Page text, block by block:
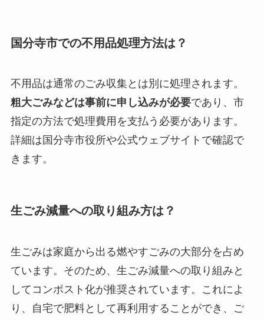
国分寺市での不用品処理方法は？
不用品は通常のごみ収集とは別に処理されます。
粗大ごみなどは事前に申し込みが必要であり、市
指定の方法で処理費用を支払う必要があります。
詳細は国分寺市役所や公式ウェブサイトで確認で
きます。
生ごみ減量への取り組み方は？
生ごみは家庭から出る燃やすごみの大部分を占め
ています。そのため、生ごみ減量への取り組みと
してコンポスト化が推奨されています。これによ
り、自宅で肥料として再利用することができ、ご